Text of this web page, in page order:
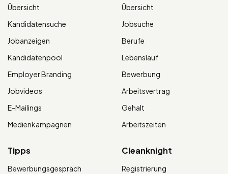
Übersicht
Kandidatensuche
Jobanzeigen
Kandidatenpool
Employer Branding
Jobvideos
E-Mailings
Medienkampagnen
Übersicht
Jobsuche
Berufe
Lebenslauf
Bewerbung
Arbeitsvertrag
Gehalt
Arbeitszeiten
Tipps
Bewerbungsgespräch
Cleanknight
Registrierung